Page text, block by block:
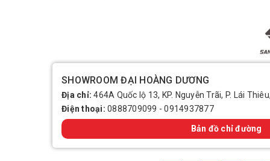
menGạch men
rắc muối hột vào
bạn cũng có thể
răng rửa mặt, bạn
sạch sẽ.Cách lau
vậy cửa kính sẽ hết
giấm ăn để lau, vết
sẽ sáng lại như
giẻ ướt nhúng vào
SHOWROOM ĐẠI HOÀNG DƯƠNG
Địa chỉ:464A Quốc lộ 13, KP. Nguyễn Trãi, P. Lái
Điện thoại: 0888709099 -0914937877
Bản đồ chỉ đường